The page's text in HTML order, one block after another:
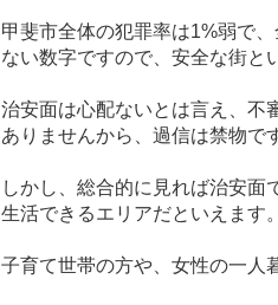
甲斐市全体の犯罪率は1%弱で、
ない数字ですので、安全な街と
治安面は心配ないとは言え、不
ありませんから、過信は禁物で
しかし、総合的に見れば治安面
生活できるエリアだといえます。
子育て世帯の方や、女性の一人